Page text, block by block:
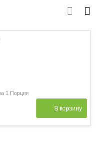
1 Порция
В корзину